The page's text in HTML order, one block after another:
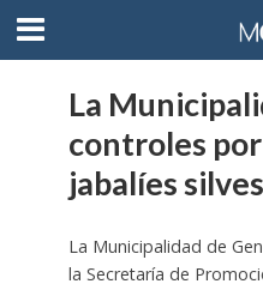
La
controles
jabalíes
La Municipalidad de
la Secretaría de